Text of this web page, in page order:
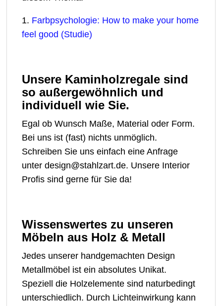
1. Farbpsychologie: How to make your home
feel good (Studie)
Unsere Kaminholzregale sind
so außergewöhnlich und
individuell wie Sie.
Egal ob Wunsch Maße, Material oder Form.
Bei uns ist (fast) nichts unmöglich.
Schreiben Sie uns einfach eine Anfrage
unter design@stahlzart.de. Unsere Interior
Profis sind gerne für Sie da!
Wissenswertes zu unseren
Möbeln aus Holz & Metall
Jedes unserer handgemachten Design
Metallmöbel ist ein absolutes Unikat.
Speziell die Holzelemente sind naturbedingt
unterschiedlich. Durch Lichteinwirkung kann